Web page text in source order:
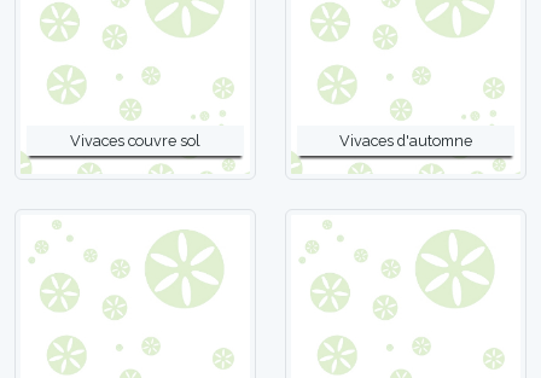
Vivaces couvre sol Vivaces d'automne